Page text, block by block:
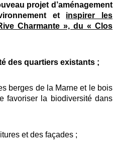
projet d’aménagement
et inspirer les
Charmante », du « Clos
des quartiers existants ;
berges de la Marne et le bois
favoriser la biodiversité dans
et des façades ;